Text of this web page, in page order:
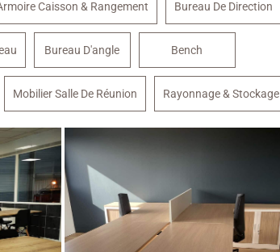
Caisson & Rangement Bureau De Direction
Bureau D'angle Bench
Mobilier Salle De Réunion Rayonnage & Stockage